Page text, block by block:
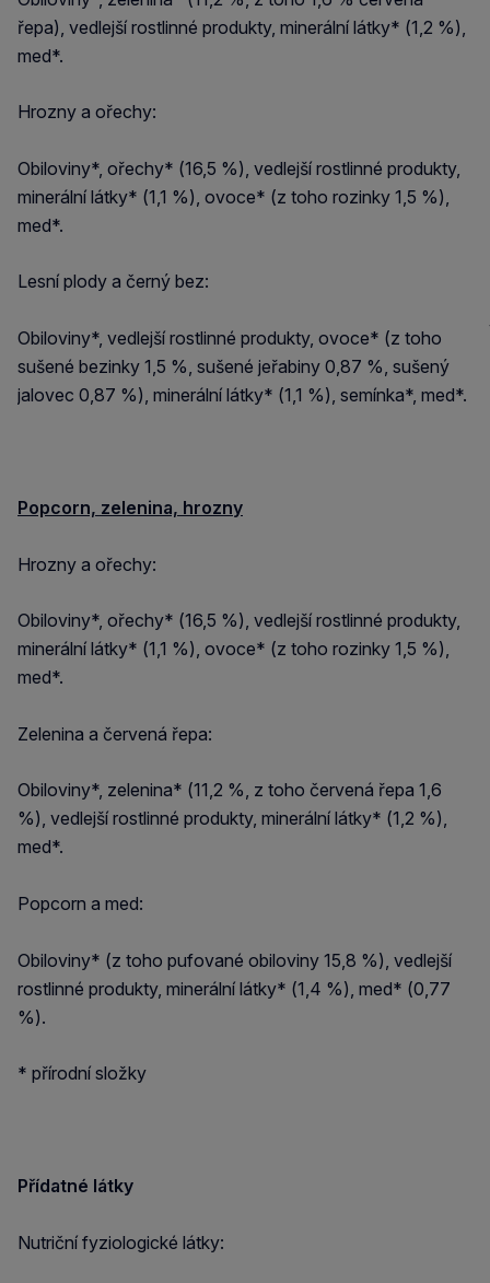
řepa), vedlejší rostlinné produkty, minerální látky* (1,2 %),
med*.
Hrozny a ořechy:
Obiloviny*, ořechy* (16,5 %), vedlejší rostlinné produkty,
minerální látky* (1,1 %), ovoce* (z toho rozinky 1,5 %),
med*.
Lesní plody a černý bez:
Obiloviny*, vedlejší rostlinné produkty, ovoce* (z toho
sušené bezinky 1,5 %, sušené jeřabiny 0,87 %, sušený
jalovec 0,87 %), minerální látky* (1,1 %), semínka*, med*.
Popcorn, zelenina, hrozny
Hrozny a ořechy:
Obiloviny*, ořechy* (16,5 %), vedlejší rostlinné produkty,
minerální látky* (1,1 %), ovoce* (z toho rozinky 1,5 %),
med*.
Zelenina a červená řepa:
Obiloviny*, zelenina* (11,2 %, z toho červená řepa 1,6
%), vedlejší rostlinné produkty, minerální látky* (1,2 %),
med*.
Popcorn a med:
Obiloviny* (z toho pufované obiloviny 15,8 %), vedlejší
rostlinné produkty, minerální látky* (1,4 %), med* (0,77
%).
* přírodní složky
Přídatné látky
Nutriční fyziologické látky: